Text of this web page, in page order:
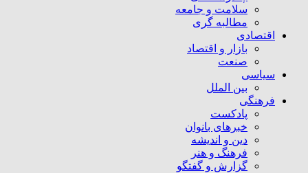
سلامت و جامعه
مطالبه گری
اقتصادی
بازار و اقتصاد
صنعت
سیاسی
بین الملل
فرهنگی
پادکست
خبرهای بانوان
دین و اندیشه
فرهنگ و هنر
گزارش و گفتگو